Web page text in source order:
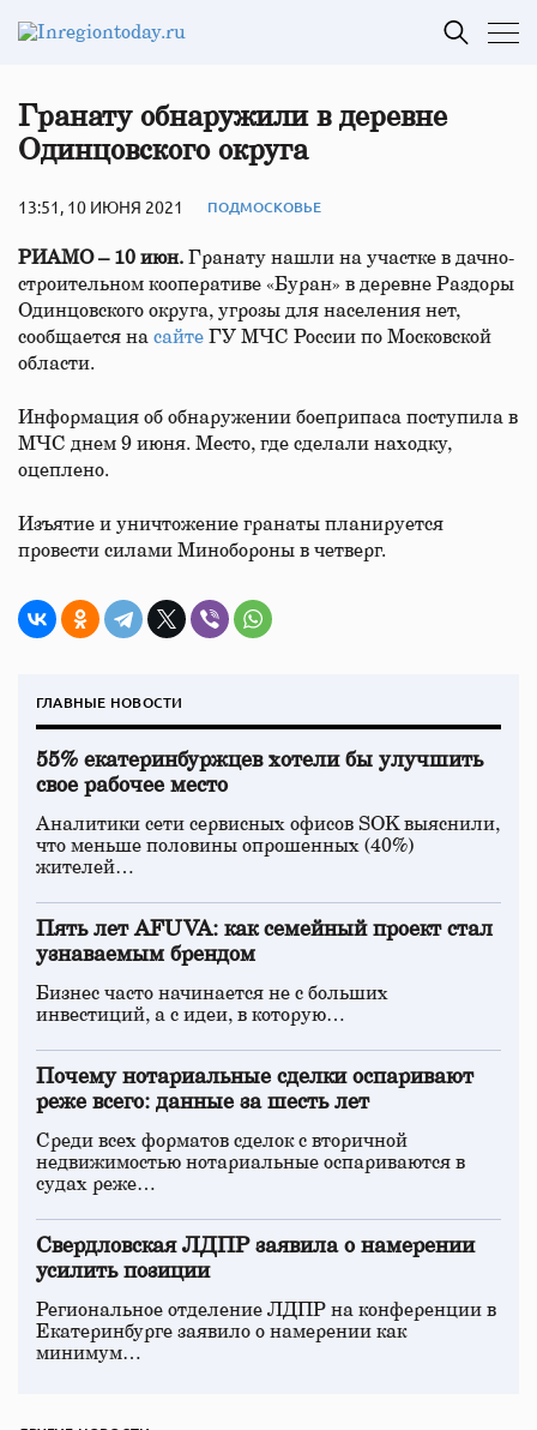
Гранату обнаружили в деревне
Одинцовского округа
13:51, 10 ИЮНЯ 2021 ПОДМОСКОВЬЕ
РИАМО – 10 июн. Гранату нашли на участке в дачно-
строительном кооперативе «Буран» в деревне Раздоры
Одинцовского округа, угрозы для населения нет,
сообщается на сайте ГУ МЧС России по Московской
области.
Информация об обнаружении боеприпаса поступила в
МЧС днем 9 июня. Место, где сделали находку,
оцеплено.
Изъятие и уничтожение гранаты планируется
провести силами Минобороны в четверг.
ГЛАВНЫЕ НОВОСТИ
55% екатеринбуржцев хотели бы улучшить
свое рабочее место
Аналитики сети сервисных офисов SOK выяснили,
что меньше половины опрошенных (40%)
жителей…
Пять лет AFUVA: как семейный проект стал
узнаваемым брендом
Бизнес часто начинается не с больших
инвестиций, а с идеи, в которую…
Почему нотариальные сделки оспаривают
реже всего: данные за шесть лет
Среди всех форматов сделок с вторичной
недвижимостью нотариальные оспариваются в
судах реже…
Свердловская ЛДПР заявила о намерении
усилить позиции
Региональное отделение ЛДПР на конференции в
Екатеринбурге заявило о намерении как
минимум…